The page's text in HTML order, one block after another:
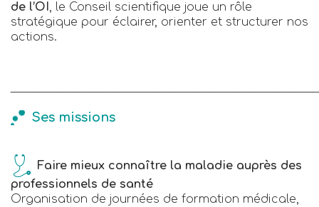
de l’OI, le Conseil scientifique joue un rôle
stratégique pour éclairer, orienter et structurer nos
actions.
Ses missions
Faire mieux connaître la maladie auprès des
professionnels de santé
Organisation de journées de formation médicale,